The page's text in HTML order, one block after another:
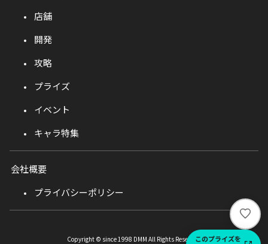
い
い
このプライズを
店舗
開発
攻略
プライズ
イベント
キャラ特集
会社概要
プライバシーポリシー
Copyright © since 1998 DMM All Rights Reserved.